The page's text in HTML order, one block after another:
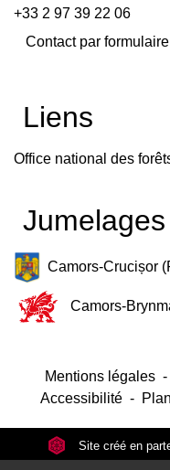
+33 2 97 39 22 06
Contact par formulaire
Liens
Office national des
Jumelages
Camors-Crucișor
Camors-
Mentions légales -
Accessibilité -
Site créé en